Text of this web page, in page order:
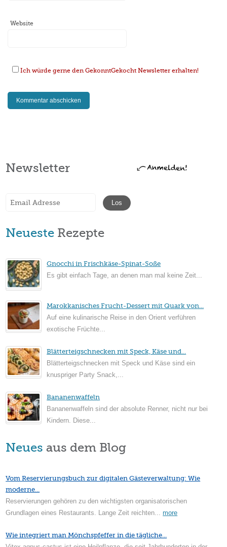
Website
Ich würde gerne den GekonntGekocht Newsletter erhalten!
Newsletter
Neueste Rezepte
Gnocchi in Frischkäse-Spinat-Soße
Es gibt einfach Tage, an denen man mal keine Zeit...
Marokkanisches Frucht-Dessert mit Quark von...
Auf eine kulinarische Reise in den Orient verführen
exotische Früchte...
Blätterteigschnecken mit Speck, Käse und...
Blätterteigschnecken mit Speck und Käse sind ein
knuspriger Party Snack,...
Bananenwaffeln
Bananenwaffeln sind der absolute Renner, nicht nur bei
Kindern. Diese...
Neues aus dem Blog
Vom Reservierungsbuch zur digitalen Gästeverwaltung: Wie
moderne...
Reservierungen gehören zu den wichtigsten organisatorischen
Grundlagen eines Restaurants. Lange Zeit reichten...more
Wie integriert man Mönchspfeffer in die tägliche...